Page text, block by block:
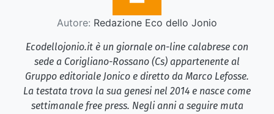
Autore: Redazione Eco dello Jonio
Ecodellojonio.it è un giornale on-line calabrese con
sede a Corigliano-Rossano (Cs) appartenente al
Gruppo editoriale Jonico e diretto da Marco Lefosse.
La testata trova la sua genesi nel 2014 e nasce come
settimanale free press. Negli anni a seguire muta